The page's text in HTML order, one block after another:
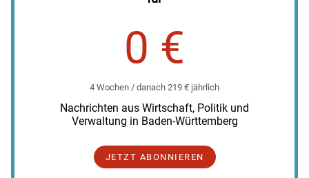
0 €
4 Wochen / danach 219 € jährlich
Nachrichten aus Wirtschaft, Politik und
Verwaltung in Baden-Württemberg
JETZT ABONNIEREN